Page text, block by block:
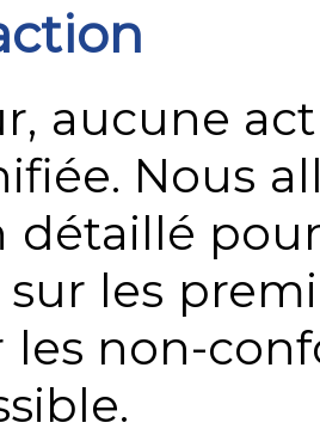
aucune
Nous
détaillé
les
les non-